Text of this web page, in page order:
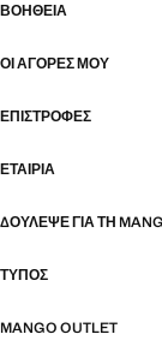
ΒΟΉΘΕΙΑ
ΟΙ ΑΓΟΡΈΣ ΜΟΥ
ΕΠΙΣΤΡΟΦΈΣ
ΕΤΑΙΡΊΑ
ΔΟΎΛΕΨΕ ΓΙΑ ΤΗ
ΤΎΠΟΣ
MANGO OUTLET